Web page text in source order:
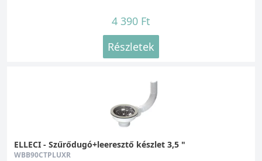
4 390 Ft
Részletek
ELLECI - Szűrődugó+leeresztő készlet 3,5 "
WBB90CTPLUXR